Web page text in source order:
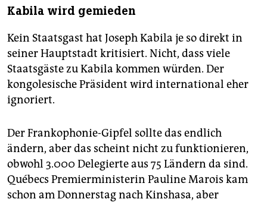
Kabila wird gemieden
Kein Staatsgast hat Joseph Kabila je so direkt in
seiner Hauptstadt kritisiert. Nicht, dass viele
Staatsgäste zu Kabila kommen würden. Der
kongolesische Präsident wird international eher
ignoriert.
Der Frankophonie-Gipfel sollte das endlich
ändern, aber das scheint nicht zu funktionieren,
obwohl 3.000 Delegierte aus 75 Ländern da sind.
Québecs Premierministerin Pauline Marois kam
schon am Donnerstag nach Kinshasa, aber